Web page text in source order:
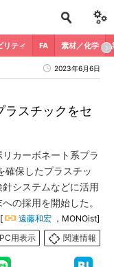
リティ FA 素材／化学
2023年6月6日
ラスチックをセ
カーボネート系プラ
確保したプラスチッ
システムなどに活用
の採用を開始した。
[ 遠藤和宏 ，MONOist]
PC用表示
関連情報